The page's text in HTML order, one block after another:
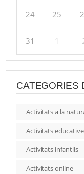
24 25
31 1
CATEGORIES
Activitats a la
Activitats
Activitats infantils
Activitats online